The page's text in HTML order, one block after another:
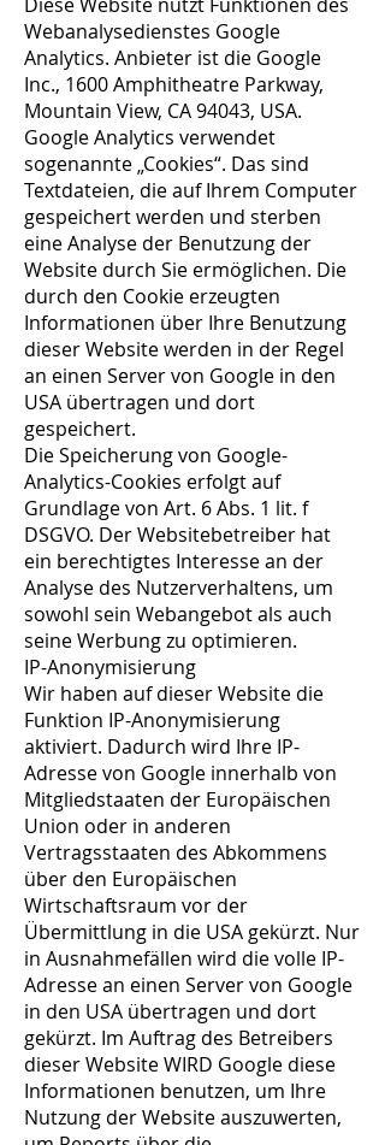
Webanalysedienstes Google
Analytics. Anbieter ist die Google
Inc., 1600 Amphitheatre Parkway,
Mountain View, CA 94043, USA.
Google Analytics verwendet
sogenannte „Cookies“. Das sind
Textdateien, die auf Ihrem Computer
gespeichert werden und sterben
eine Analyse der Benutzung der
Website durch Sie ermöglichen. Die
durch den Cookie erzeugten
Informationen über Ihre Benutzung
dieser Website werden in der Regel
an einen Server von Google in den
USA übertragen und dort
gespeichert.
Die Speicherung von Google-
Analytics-Cookies erfolgt auf
Grundlage von Art. 6 Abs. 1 lit. f
DSGVO. Der Websitebetreiber hat
ein berechtigtes Interesse an der
Analyse des Nutzerverhaltens, um
sowohl sein Webangebot als auch
seine Werbung zu optimieren.
IP-Anonymisierung
Wir haben auf dieser Website die
Funktion IP-Anonymisierung
aktiviert. Dadurch wird Ihre IP-
Adresse von Google innerhalb von
Mitgliedstaaten der Europäischen
Union oder in anderen
Vertragsstaaten des Abkommens
über den Europäischen
Wirtschaftsraum vor der
Übermittlung in die USA gekürzt. Nur
in Ausnahmefällen wird die volle IP-
Adresse an einen Server von Google
in den USA übertragen und dort
gekürzt. Im Auftrag des Betreibers
dieser Website WIRD Google diese
Informationen benutzen, um Ihre
Nutzung der Website auszuwerten,